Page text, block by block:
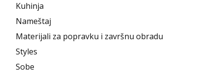
Kuhinja
Nameštaj
Materijali za popravku i završnu obradu
Styles
Sobe